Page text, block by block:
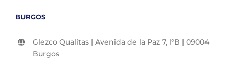
BURGOS
Glezco Qualitas | Avenida de la Paz 7, l°B | 09004
Burgos